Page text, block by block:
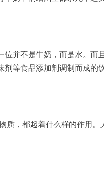
位并不是牛奶，而是水。而
剂等食品添加剂调制而成的
质，都起着什么样的作用。